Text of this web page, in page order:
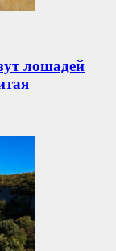
лошадей